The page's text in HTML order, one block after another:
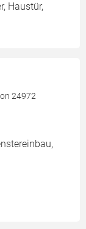
Haustür,
24972